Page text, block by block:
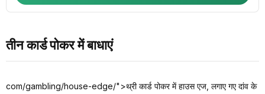
तीन कार्ड पोकर में बाधाएं
com/gambling/house-edge/">थ्री कार्ड पोकर में हाउस एज, लगाए गए दांव के